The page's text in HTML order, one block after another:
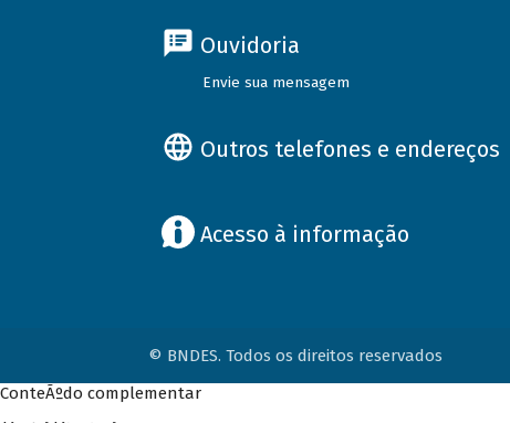
Ouvidoria
Envie sua mensagem
Outros telefones e endereços
Acesso à informação
© BNDES. Todos os direitos reservados
ConteÃºdo complementar